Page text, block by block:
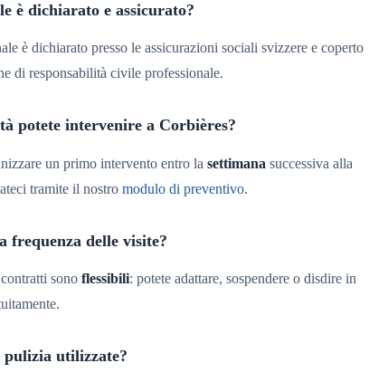
è dichiarato e assicurato?
è dichiarato presso le assicurazioni sociali svizzere e coperto
di responsabilità civile professionale.
potete intervenire a Corbières?
un primo intervento entro la settimana successiva alla
tramite il nostro modulo di preventivo.
frequenza delle visite?
sono flessibili: potete adattare, sospendere o disdire in
utilizzate?